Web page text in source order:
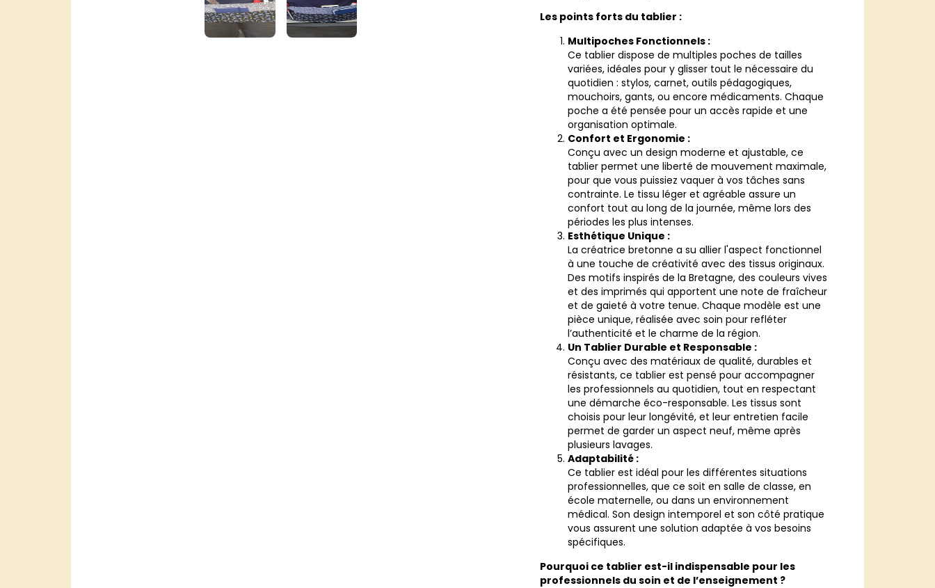
Les points forts du tablier :
Multipoches Fonctionnels :
Ce tablier dispose de multiples poches de tailles
variées, idéales pour y glisser tout le nécessaire du
quotidien : stylos, carnet, outils pédagogiques,
mouchoirs, gants, ou encore médicaments. Chaque
poche a été pensée pour un accès rapide et une
organisation optimale.
Confort et Ergonomie :
Conçu avec un design moderne et ajustable, ce
tablier permet une liberté de mouvement maximale,
pour que vous puissiez vaquer à vos tâches sans
contrainte. Le tissu léger et agréable assure un
confort tout au long de la journée, même lors des
périodes les plus intenses.
Esthétique Unique :
La créatrice bretonne a su allier l'aspect fonctionnel
à une touche de créativité avec des tissus originaux.
Des motifs inspirés de la Bretagne, des couleurs vives
et des imprimés qui apportent une note de fraîcheur
et de gaieté à votre tenue. Chaque modèle est une
pièce unique, réalisée avec soin pour refléter
l’authenticité et le charme de la région.
Un Tablier Durable et Responsable :
Conçu avec des matériaux de qualité, durables et
résistants, ce tablier est pensé pour accompagner
les professionnels au quotidien, tout en respectant
une démarche éco-responsable. Les tissus sont
choisis pour leur longévité, et leur entretien facile
permet de garder un aspect neuf, même après
plusieurs lavages.
Adaptabilité :
Ce tablier est idéal pour les différentes situations
professionnelles, que ce soit en salle de classe, en
école maternelle, ou dans un environnement
médical. Son design intemporel et son côté pratique
vous assurent une solution adaptée à vos besoins
spécifiques.
Pourquoi ce tablier est-il indispensable pour les
professionnels du soin et de l’enseignement ?